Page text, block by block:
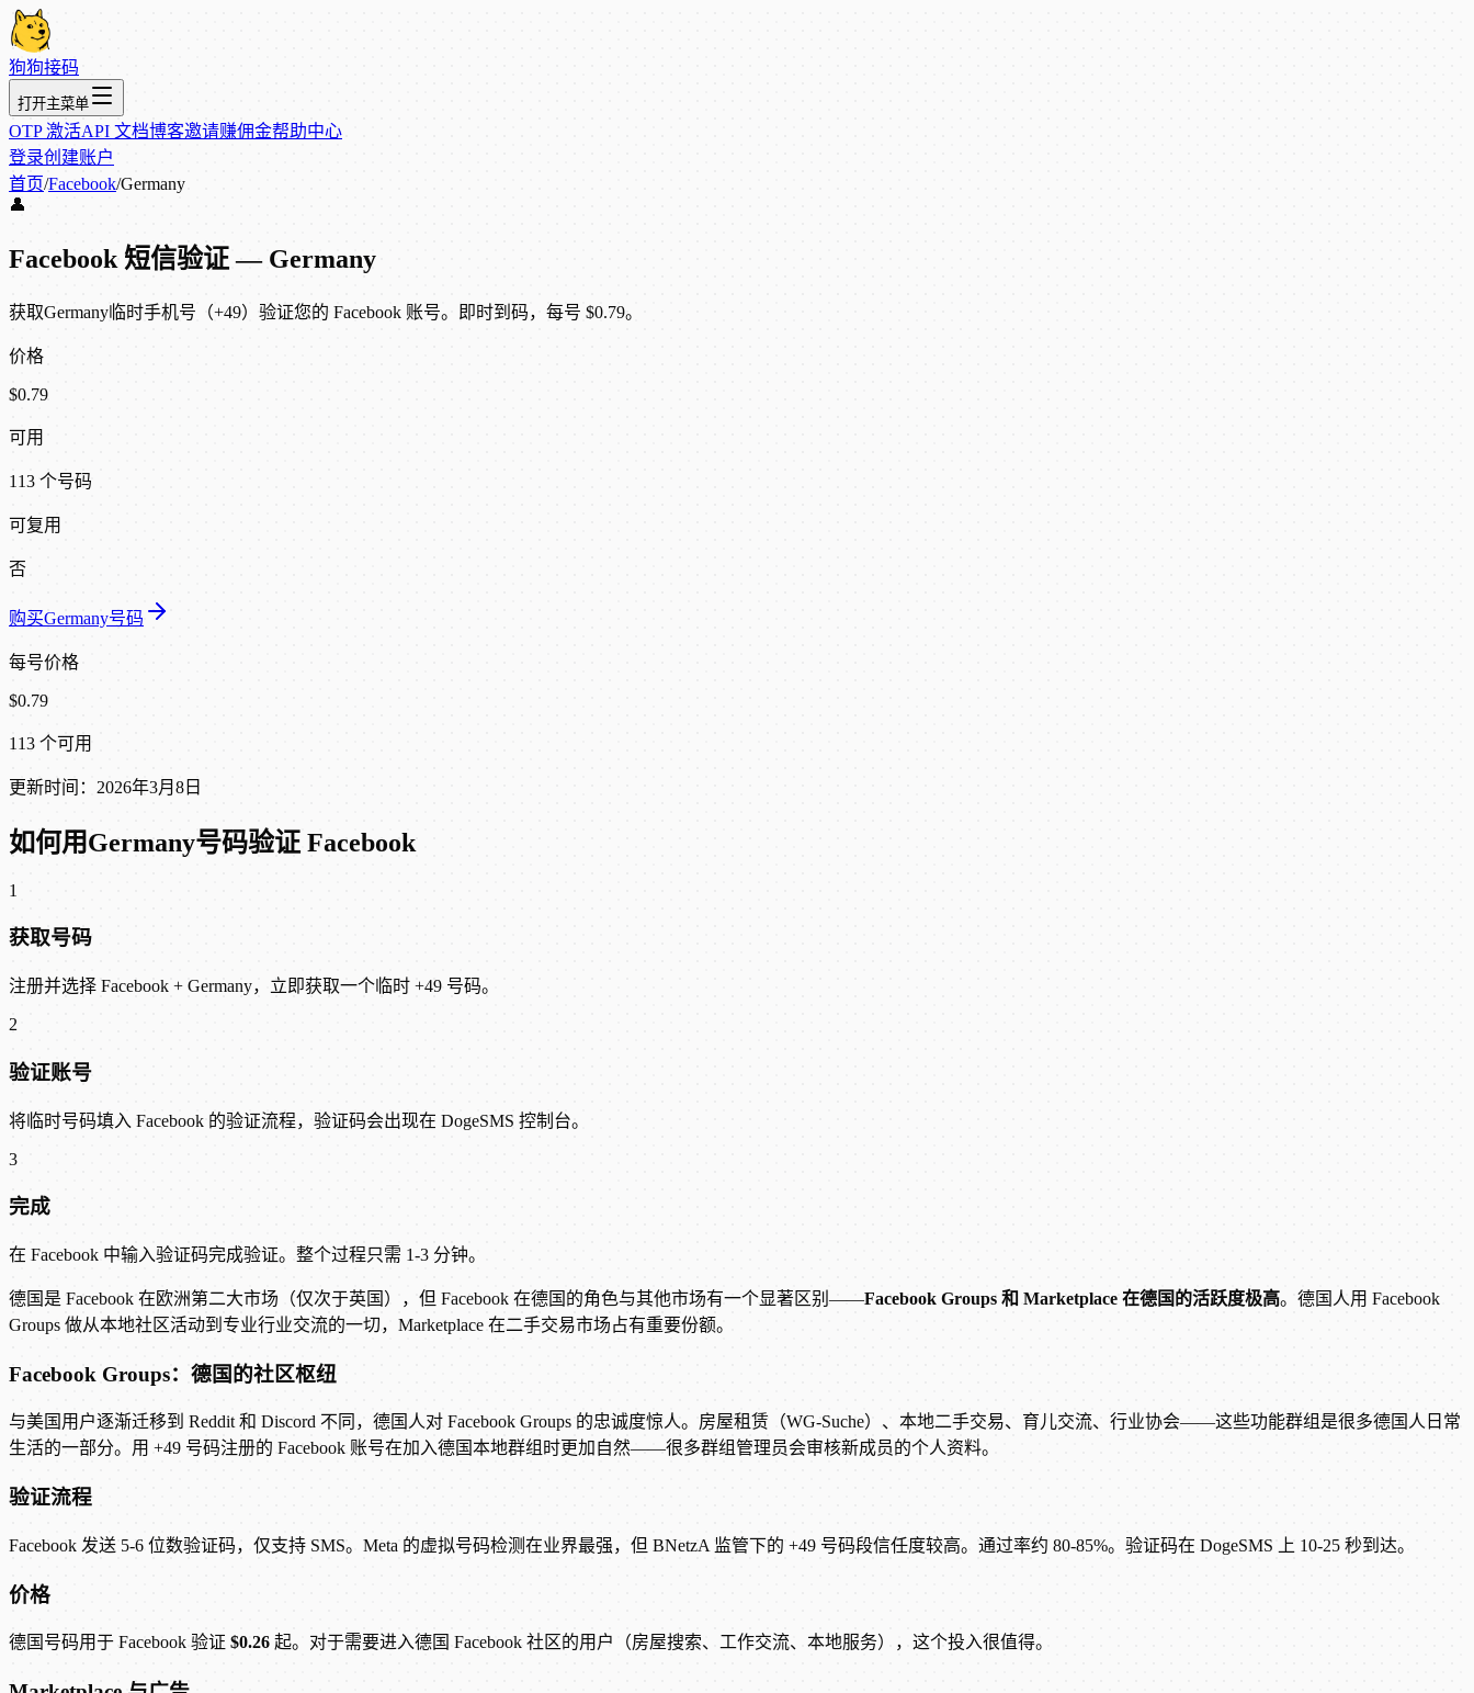
狗狗接码
打开主菜单
OTP 激活API 文档博客邀请赚佣金帮助中心
登录创建账户
首页/Facebook/Germany
👤
Facebook 短信验证 — Germany
获取Germany临时手机号（+49）验证您的 Facebook 账号。即时到码，每号 $0.79。
价格
$0.79
可用
113 个号码
可复用
否
购买Germany号码
每号价格
$0.79
113 个可用
更新时间：2026年3月8日
如何用Germany号码验证 Facebook
1
获取号码
注册并选择 Facebook + Germany，立即获取一个临时 +49 号码。
2
验证账号
将临时号码填入 Facebook 的验证流程，验证码会出现在 DogeSMS 控制台。
3
完成
在 Facebook 中输入验证码完成验证。整个过程只需 1-3 分钟。
德国是 Facebook 在欧洲第二大市场（仅次于英国），但 Facebook 在德国的角色与其他市场有一个显著区别——Facebook Groups 和 Marketplace 在德国的活跃度极高。德国人用 Facebook
Groups 做从本地社区活动到专业行业交流的一切，Marketplace 在二手交易市场占有重要份额。
Facebook Groups：德国的社区枢纽
与美国用户逐渐迁移到 Reddit 和 Discord 不同，德国人对 Facebook Groups 的忠诚度惊人。房屋租赁（WG-Suche）、本地二手交易、育儿交流、行业协会——这些功能群组是很多德国人日常
生活的一部分。用 +49 号码注册的 Facebook 账号在加入德国本地群组时更加自然——很多群组管理员会审核新成员的个人资料。
验证流程
Facebook 发送 5-6 位数验证码，仅支持 SMS。Meta 的虚拟号码检测在业界最强，但 BNetzA 监管下的 +49 号码段信任度较高。通过率约 80-85%。验证码在 DogeSMS 上 10-25 秒到达。
价格
德国号码用于 Facebook 验证 $0.26 起。对于需要进入德国 Facebook 社区的用户（房屋搜索、工作交流、本地服务），这个投入很值得。